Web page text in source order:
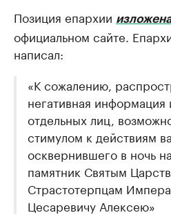
Позиция епархии
официальном сайте.
написал:
«К сожалению,
негативная информация
отдельных лиц,
стимулом к действиям
осквернившего в ночь
памятник Святым
Страстотерпцам
Цесаревичу Алексею»